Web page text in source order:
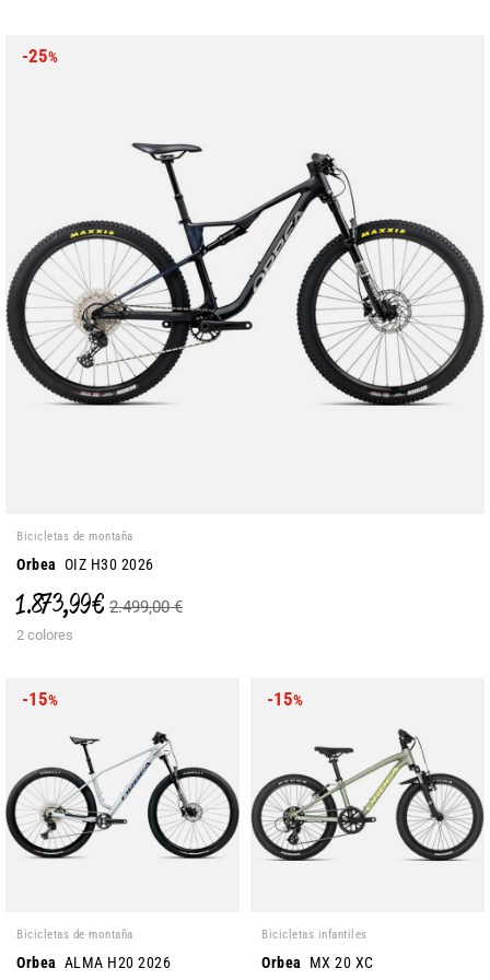
-25%
Bicicletas de montaña
Orbea OIZ H30 2026
1.873,99 € 2.499,00 €
2 colores
-15%
Bicicletas de montaña
Orbea ALMA H20 2026
-15%
Bicicletas infantiles
Orbea MX 20 XC